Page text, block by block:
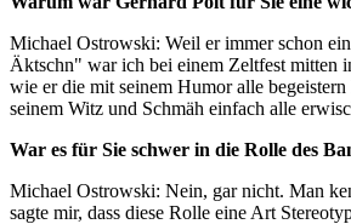
Michael Ostrowski: Weil er immer schon
Äktschn" war ich bei einem Zeltfest mitten
wie er die mit seinem Humor alle
seinem Witz und Schmäh einfach alle
War es für Sie schwer in die Rolle des
Michael Ostrowski: Nein, gar nicht. Man
sagte mir, dass diese Rolle eine Art